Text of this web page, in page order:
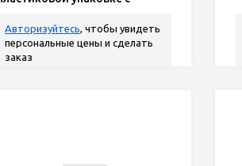
Авторизуйтесь, чтобы увидеть
персональные цены и сделать
заказ